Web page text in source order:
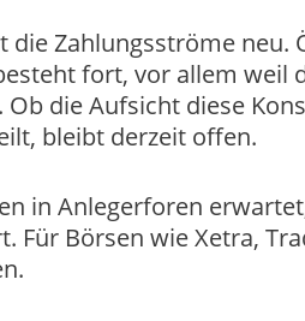
die Zahlungsströme
fort, vor allem weil
die Aufsicht diese
bleibt derzeit offen.
in Anlegerforen
Für Börsen wie Xetra,